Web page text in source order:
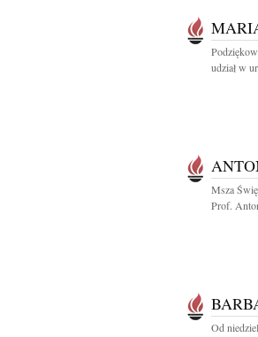
udział w
Msza
Prof.
Od